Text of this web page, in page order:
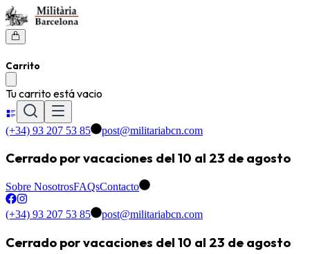
Carrito
Tu carrito está vacio
(+34) 93 207 53 85 post@militariabcn.com
Cerrado por vacaciones del 10 al 23 de agosto
Sobre NosotrosFAQsContacto
(+34) 93 207 53 85 post@militariabcn.com
Cerrado por vacaciones del 10 al 23 de agosto